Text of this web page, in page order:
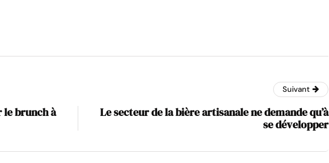
le brunch à
Suivant
Le secteur de la bière artisanale ne demande qu’à
se développer